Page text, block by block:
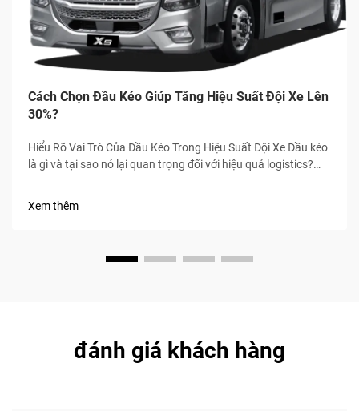
Cách Chọn Đầu Kéo Giúp Tăng Hiệu Suất Đội Xe Lên
30%?
Hiểu Rõ Vai Trò Của Đầu Kéo Trong Hiệu Suất Đội Xe Đầu kéo
là gì và tại sao nó lại quan trọng đối với hiệu quả logistics?
Xem thêm
đánh giá khách hàng